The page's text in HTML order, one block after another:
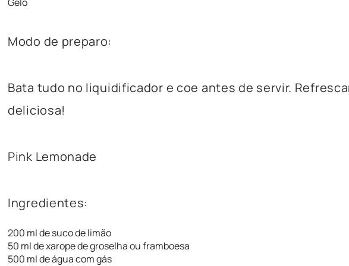
Modo de preparo:
Bata tudo no liquidificador e coe antes de servir.
deliciosa!
Pink Lemonade
Ingredientes:
200 ml de suco de limão
50 ml de xarope de groselha ou framboesa
500 ml de água com gás